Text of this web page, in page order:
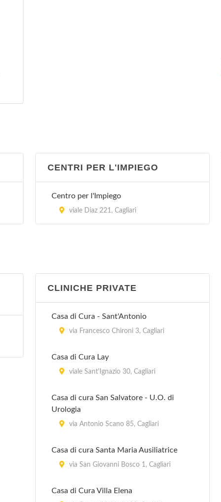
CENTRI PER L'IMPIEGO
Centro per l'Impiego
viale Diaz 221, Cagliari
CLINICHE PRIVATE
Casa di Cura - Sant'Antonio
via Francesco Chironi 3, Cagliari
Casa di Cura Lay
viale Sant'Ignazio 30, Cagliari
Casa di cura San Salvatore - U.O. di
Urologia
via Antonio Scano 85, Cagliari
Casa di cura Santa Maria Ausiliatrice
via San Giovanni Bosco 1, Cagliari
Casa di Cura Villa Elena